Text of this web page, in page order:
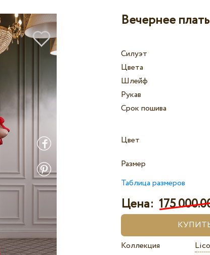
Вечернее
Силуэт
Цвета
Шлейф
Рукав
Срок пошива
Цвет
Размер
Таблица размеров
Цена:175
Коллекция